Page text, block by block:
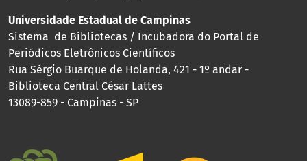
Universidade Estadual de Campinas
Sistema de Bibliotecas / Incubadora do Portal de
Periódicos Eletrônicos Científicos
Rua Sérgio Buarque de Holanda, 421 - 1º andar -
Biblioteca Central César Lattes
13089-859 - Campinas - SP